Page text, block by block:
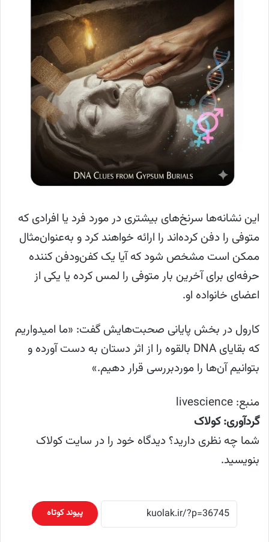
این نشانه‌ها سرنخ‌های بیشتری در مورد فرد یا افرادی که
متوفی را دفن کرده‌اند را ارائه خواهند کرد و به‌عنوان‌مثال
ممکن است مشخص شود که آیا یک کفن‌ودفن کننده
حرفه‌ای برای آخرین بار متوفی را لمس کرده یا یکی از
اعضای خانواده او.
کارول در بخش پایانی صحبت‌هایش گفت: «ما امیدواریم
که بقایای DNA بالقوه را از اثر دستان به دست آورده و
بتوانیم آن‌ها را موردبررسی قرار دهیم.»
منبع: livescience
گردآوری: کولاک
شما چه نظری دارید؟ دیدگاه خود را در سایت کولاک
بنویسید.
پیوند کوتاه